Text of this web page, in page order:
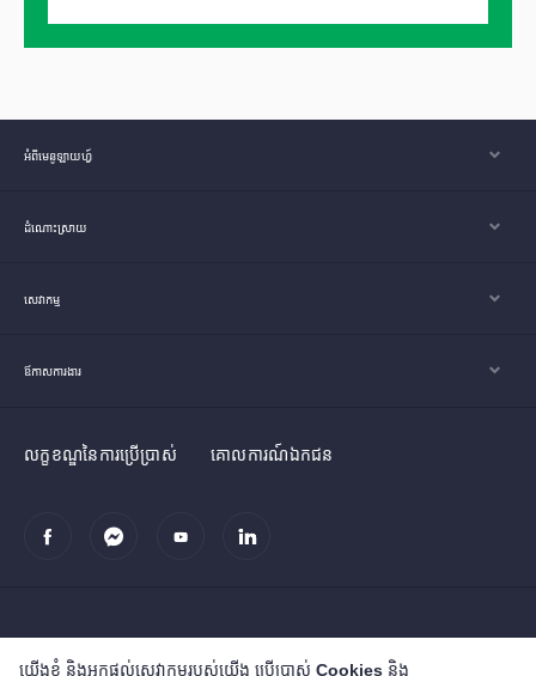
យើងខ្ញុំ និងអ្នកផ្តល់សេវាកម្មរបស់យើង ប្រើប្រាស់ Cookies និង
អំពីមេនូឡាយហ្វ៍
ដំណោះស្រាយ
សេវាកម្ម
ឪកាសការងារ
លក្ខខណ្ឌនៃការប្រើប្រាស់ គោលការណ៍ឯកជន